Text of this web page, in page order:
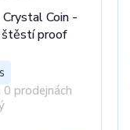
Coin -
proof
prodejnách